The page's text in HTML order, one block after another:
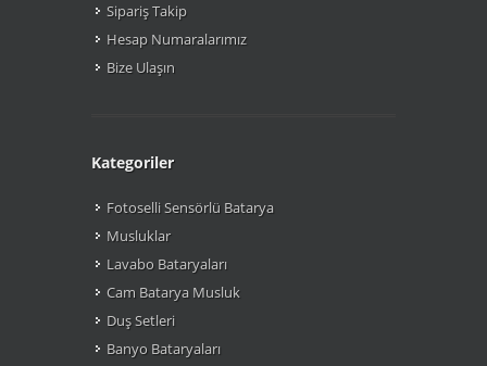
Sipariş Takip
Hesap Numaralarımız
Bize Ulaşın
Kategoriler
Fotoselli Sensörlü Batarya
Musluklar
Lavabo Bataryaları
Cam Batarya Musluk
Duş Setleri
Banyo Bataryaları